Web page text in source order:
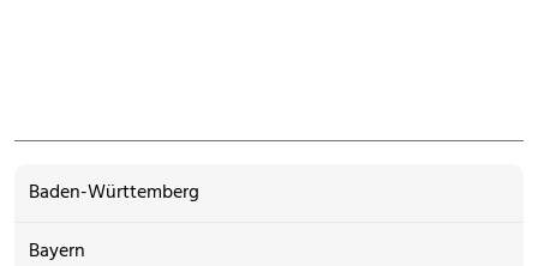
Baden-Württemberg
Bayern